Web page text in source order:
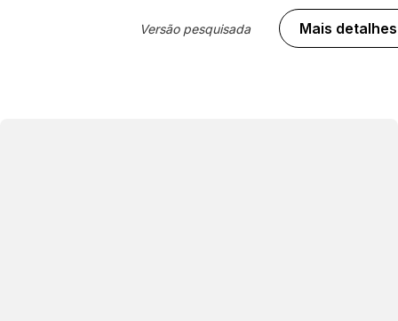
Versão pesquisada Mais detalhes